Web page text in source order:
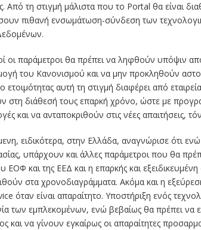
Από τη στιγμή μάλιστα που το Portal θα είναι
πιθανή ενσωμάτωση-σύνδεση των
οι παράμετροι θα πρέπει να ληφθούν υπόψιν
του Κανονισμού και να μην προκληθούν
ετοιμότητας αυτή τη στιγμή διαφέρει από
στη διάθεσή τους επαρκή χρόνο, ώστε με
και να ανταποκριθούν στις νέες απαιτήσεις,
ειδικότερα, στην Ελλάδα, αναγνώρισε ότι
υπάρχουν και άλλες παράμετροι που θα
ΕΟΦ και της ΕΕΔ και η επαρκής και
στα χρονοδιαγράμματα. Ακόμα και η
όταν είναι απαραίτητο. Υποστήριξη ενός
των εμπλεκομένων, ενώ βεβαίως θα πρέπει να
και να γίνουν εγκαίρως οι απαραίτητες